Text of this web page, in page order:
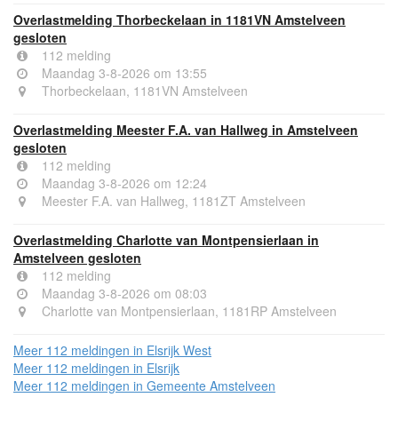
Overlastmelding Thorbeckelaan in 1181VN Amstelveen
gesloten
112 melding
Maandag 3-8-2026 om 13:55
Thorbeckelaan, 1181VN Amstelveen
Overlastmelding Meester F.A. van Hallweg in Amstelveen
gesloten
112 melding
Maandag 3-8-2026 om 12:24
Meester F.A. van Hallweg, 1181ZT Amstelveen
Overlastmelding Charlotte van Montpensierlaan in
Amstelveen gesloten
112 melding
Maandag 3-8-2026 om 08:03
Charlotte van Montpensierlaan, 1181RP Amstelveen
Meer 112 meldingen in Elsrijk West
Meer 112 meldingen in Elsrijk
Meer 112 meldingen in Gemeente Amstelveen